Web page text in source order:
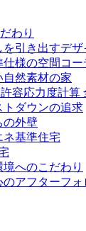
わり
引き出すデザ
様の空間コー
然素材の家
容応力度計算
トダウンの追求
の外壁
ネ基準住宅
へのこだわり
アフターフォ